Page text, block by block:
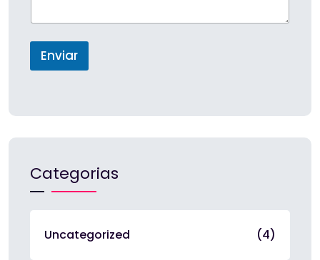
p
a
e
s
+
Enviar
Categorias
Uncategorized (4)